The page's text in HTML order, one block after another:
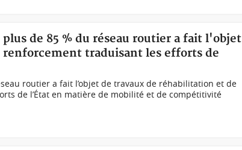
de 85 % du réseau routier a fait l'objet
traduisant les efforts de
routier a fait l’objet de travaux de réhabilitation et de
de l’État en matière de mobilité et de compétitivité